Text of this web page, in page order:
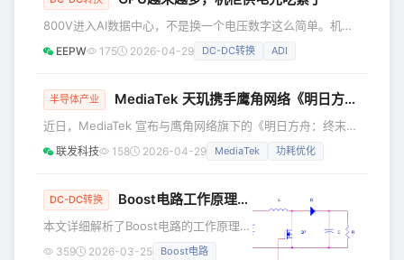
高的负载电流和强烈的瞬时负载变化。
预计，在本十年内，每个处理器的安培
相比是数量级的增长。 为人工智能
800V进入AI数据中心，不是换一个电压数字这么简单。机柜
功率上来以后，电怎么安全进柜，怎么一路降到GPU附近，
后，单个机柜里的GPU、加速卡和电源模块越来越多，整柜
先感受到压力。 单柜耗电增加，低压大电流开始吃力 功率固
定时，电压越
EEPW 175 2026-04-29 DC-DC转换 ADI
半导体产业 MediaTek 天玑携手鹰角网络《明日方舟：终末地》，以天玑倍帧技术带来游戏体验跃升
近日，MediaTek 宣布与鹰角网络旗下的《明日方舟：终末
地》（以下简称终末地）达成深度合作，双方基于天玑移动平
更流畅的游戏画面，加之游戏设备手感更冷劲、续航时间更长
的优质体验，助力管理员们的旅程。 作为一款二次元旗舰大
作，终末地以其高精度建模、优质的画面细节和
联发科技 158 2026-04-29 MediaTek 功耗优化
DC-DC转换 Boost电路工作原理详解：电感电流与输出电容选择
本文详细解析了Boost电路的工作原理，
包括电感电流连续模式和非连续模式下
359 2026-03-25
Boost电路